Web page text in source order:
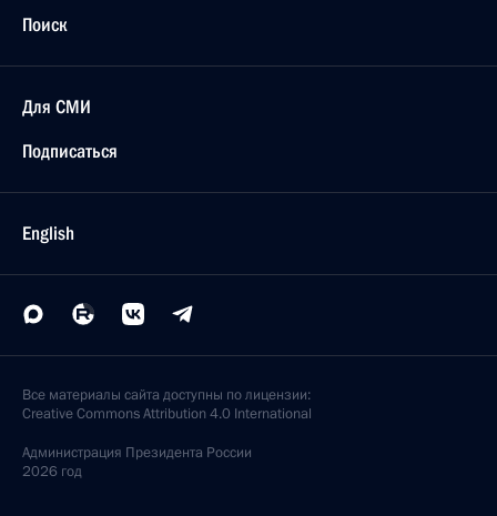
Поиск
Для СМИ
Подписаться
English
Все материалы сайта доступны по лицензии:
Creative Commons Attribution 4.0 International
Администрация Президента России
2026 год